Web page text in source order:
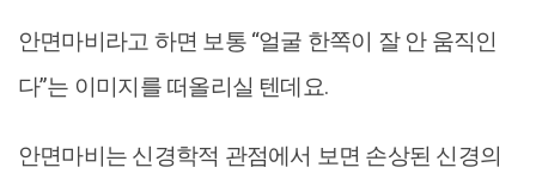
안면마비라고 하면 보통 “얼굴 한쪽이 잘 안 움직인
다”는 이미지를 떠올리실 텐데요.
안면마비는 신경학적 관점에서 보면 손상된 신경의